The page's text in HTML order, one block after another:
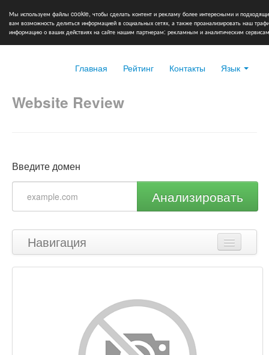
Мы используем файлы cookie, чтобы сделать контент и рекламу более интересными и
вам возможность делиться информацией в социальных сетях, а также проанализировать наш
информацию о ваших действиях на сайте нашим партнерам: рекламным и аналитическим
Главная Рейтинг Контакты Язык
Website Review
Введите домен
Анализировать
Навигация
Наверх
Ключевые слова